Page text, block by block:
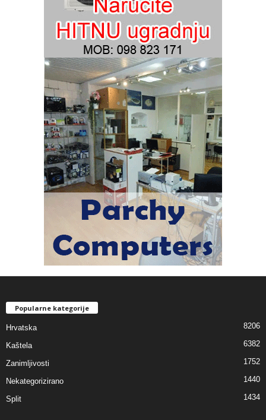
Popularne kategorije
Hrvatska 8206
Kaštela 6382
Zanimljivosti 1752
Nekategorizirano 1440
Split 1434